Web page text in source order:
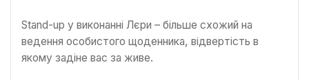
Stand-up у виконанні Лєри – більше схожий на
ведення особистого щоденника, відвертість в
якому задіне вас за живе.